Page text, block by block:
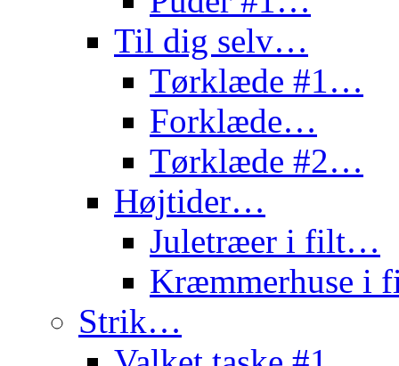
Til dig selv…
Tørklæde #1…
Forklæde…
Tørklæde #2…
Højtider…
Juletræer i filt…
Kræmmerhuse
Strik…